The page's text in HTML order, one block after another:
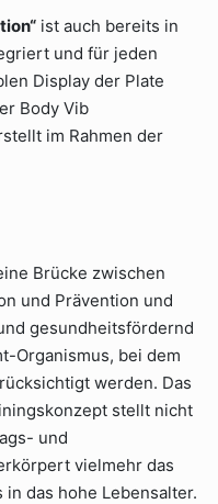
ist auch bereits in
und für jeden
Display der Plate
Body Vib
im Rahmen der
Brücke zwischen
und Prävention und
gesundheitsfördernd
Organismus, bei dem
werden. Das
stellt nicht
und
vielmehr das
das hohe Lebensalter.